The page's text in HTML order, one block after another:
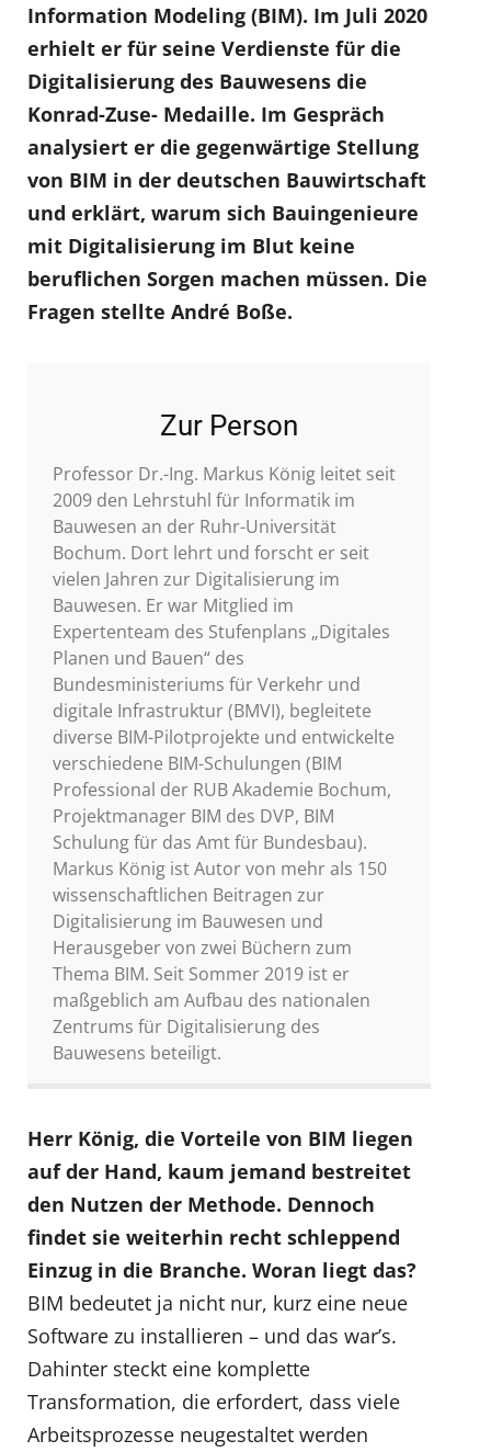
Information Modeling (BIM). Im Juli 2020
erhielt er für seine Verdienste für die
Digitalisierung des Bauwesens die
Konrad-Zuse- Medaille. Im Gespräch
analysiert er die gegenwärtige Stellung
von BIM in der deutschen Bauwirtschaft
und erklärt, warum sich Bauingenieure
mit Digitalisierung im Blut keine
beruflichen Sorgen machen müssen. Die
Fragen stellte André Boße.
Zur Person
Professor Dr.-Ing. Markus König leitet seit
2009 den Lehrstuhl für Informatik im
Bauwesen an der Ruhr-Universität
Bochum. Dort lehrt und forscht er seit
vielen Jahren zur Digitalisierung im
Bauwesen. Er war Mitglied im
Expertenteam des Stufenplans „Digitales
Planen und Bauen“ des
Bundesministeriums für Verkehr und
digitale Infrastruktur (BMVI), begleitete
diverse BIM-Pilotprojekte und entwickelte
verschiedene BIM-Schulungen (BIM
Professional der RUB Akademie Bochum,
Projektmanager BIM des DVP, BIM
Schulung für das Amt für Bundesbau).
Markus König ist Autor von mehr als 150
wissenschaftlichen Beitragen zur
Digitalisierung im Bauwesen und
Herausgeber von zwei Büchern zum
Thema BIM. Seit Sommer 2019 ist er
maßgeblich am Aufbau des nationalen
Zentrums für Digitalisierung des
Bauwesens beteiligt.
Herr König, die Vorteile von BIM liegen
auf der Hand, kaum jemand bestreitet
den Nutzen der Methode. Dennoch
findet sie weiterhin recht schleppend
Einzug in die Branche. Woran liegt das?
BIM bedeutet ja nicht nur, kurz eine neue
Software zu installieren – und das war’s.
Dahinter steckt eine komplette
Transformation, die erfordert, dass viele
Arbeitsprozesse neugestaltet werden